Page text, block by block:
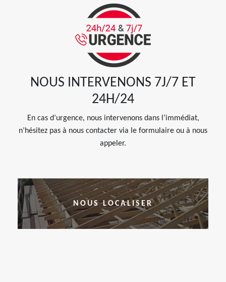
NOUS INTERVENONS 7J/7 ET
24H/24
En cas d’urgence, nous intervenons dans l’immédiat,
n’hésitez pas à nous contacter via le formulaire ou à nous
appeler.
NOUS LOCALISER